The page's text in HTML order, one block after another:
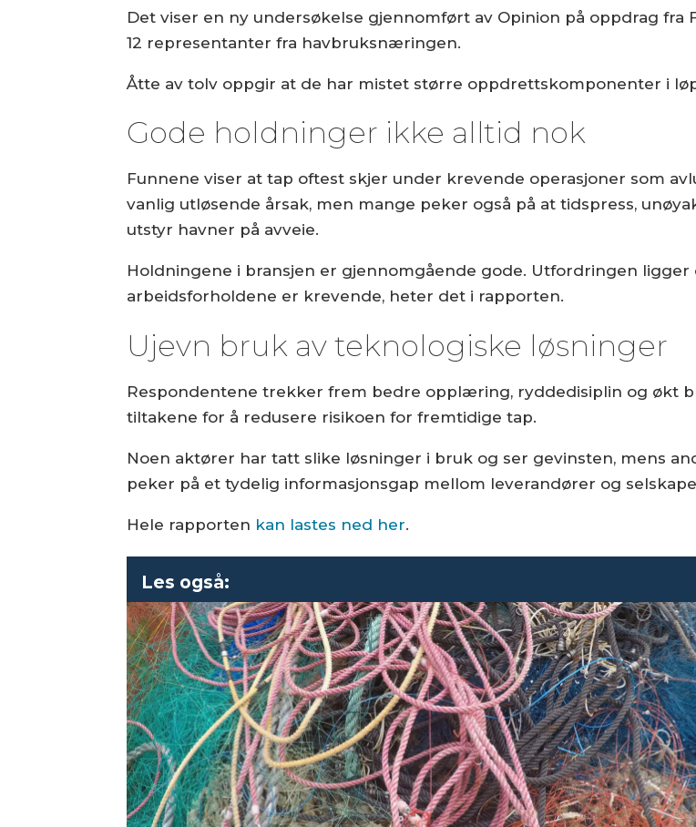
Det viser en ny undersøkelse gjennomført av Opinion på oppdrag
12 representanter fra havbruksnæringen.
Åtte av tolv oppgir at de har mistet større oppdrettskomponenter i
Gode holdninger ikke alltid nok
Funnene viser at tap oftest skjer under krevende operasjoner som
vanlig utløsende årsak, men mange peker også på at tidspress,
utstyr havner på avveie.
Holdningene i bransjen er gjennomgående gode. Utfordringen
arbeidsforholdene er krevende, heter det i rapporten.
Ujevn bruk av teknologiske løsninger
Respondentene trekker frem bedre opplæring, ryddedisiplin og økt
tiltakene for å redusere risikoen for fremtidige tap.
Noen aktører har tatt slike løsninger i bruk og ser gevinsten, mens
peker på et tydelig informasjonsgap mellom leverandører og
Hele rapporten kan lastes ned her.
Les også: